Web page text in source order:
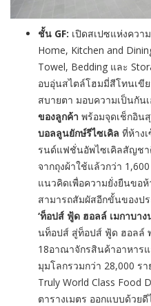
ชั้น GF: เปิดสเปซแห่งควา
Home, Kitchen and
Towel, Bedding และ
อบอุ่นสไตล์โฮมมี่สีโทนเขี
สบายตา มอบความเป็นกัน
ของลูกค้า พร้อมจุดเช็กอินสุ
บอลลูนยักษ์รีไซเคิล ที่ห้าง
รนด์แฟชั่นอัพไซเคิลสัญชา
จากถุงผ้าใช้แล้วกว่า
แนวคิดเพื่อความยั่งยืนขอ
สามารถสัมผัสอีกขั้นของป
‘ท็อปส์ ฟู้ด ฮอลล์ เมกาบาง
นท็อปส์ สู่ท็อปส์ ฟู้ด ฮอลล์
18อาณาจักรสินค้าอาหาร
มุมโลกรวมกว่า 28,000 ร
Truly World Class Food
ตารางเมตร ออกแบบด้วย